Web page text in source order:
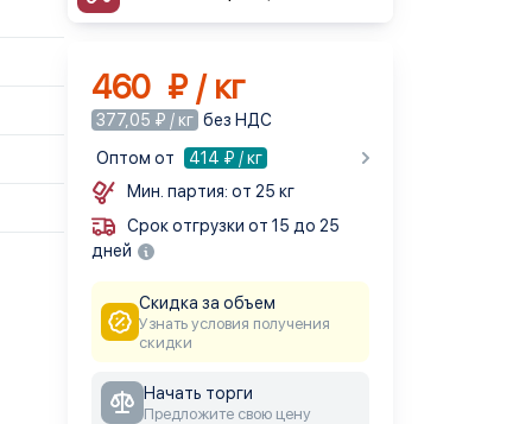
460 ₽ / кг
377,05 ₽ / кг без НДС
Оптом от
414 ₽ / кг
Мин. партия: от 25 кг
Срок отгрузки от 15 до 25
дней
Скидка за объем
Узнать условия получения
скидки
Начать торги
Предложите свою цену